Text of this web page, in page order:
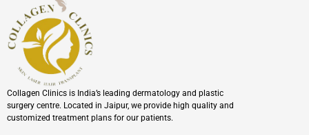
Collagen Clinics is India’s leading dermatology and plastic
surgery centre. Located in Jaipur, we provide high quality and
customized treatment plans for our patients.